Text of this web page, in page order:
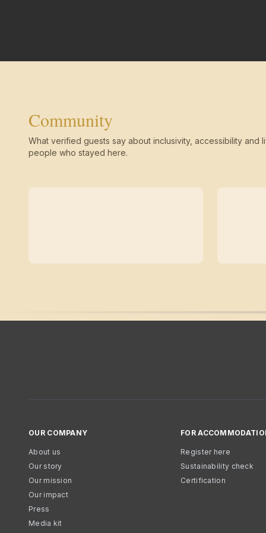
Community
What verified guests say about inclusivity, accessibility and
people who stayed here.
OUR COMPANY
About us
Our story
Our mission
Our impact
Press
Media kit
FOR
Register here
Sustainability check
Certification